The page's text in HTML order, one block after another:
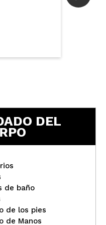
Responder
muy bien muy
seguro , la
Útil Responder
para bebés y
DEL
de baño
de los pies
de Manos